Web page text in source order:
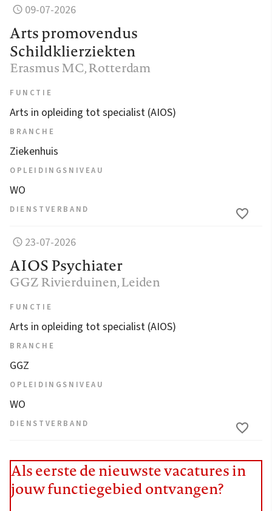
09-07-2026
Arts promovendus
Schildklierziekten
Erasmus MC, Rotterdam
FUNCTIE
Arts in opleiding tot specialist (AIOS)
BRANCHE
Ziekenhuis
OPLEIDINGSNIVEAU
WO
DIENSTVERBAND
23-07-2026
AIOS Psychiater
GGZ Rivierduinen, Leiden
FUNCTIE
Arts in opleiding tot specialist (AIOS)
BRANCHE
GGZ
OPLEIDINGSNIVEAU
WO
DIENSTVERBAND
Als eerste de nieuwste vacatures in
jouw functiegebied ontvangen?